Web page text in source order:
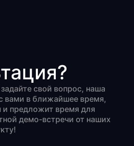
свой вопрос, наша
вами в ближайшее время,
и предложит время для
демо-встречи от наших